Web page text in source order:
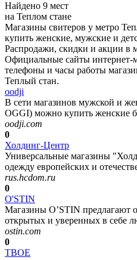
Найдено 9 мест
на Теплом стане
Магазины свитеров у метро
купить женские, мужские и
Распродажи, скидки и акции в
Официальные сайты интернет-
телефоны и часы работы
Теплый стан.
oodji
В сети магазинов мужской и
OGGI) можно купить женские
oodji.com
0
Холдинг-Центр
Универсальные магазины
одежду европейских и
rus.hcdom.ru
0
O'STIN
Магазины O’STIN предлагают
открытых и уверенных в себе
ostin.com
0
ТВОЕ